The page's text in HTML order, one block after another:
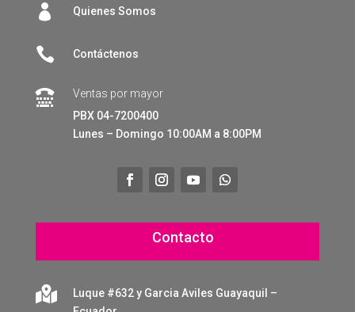
 Quienes Somos
 Contáctenos

Ventas por mayor
PBX 04-7200400
Lunes – Domingo 10:00AM a 8:00PM
Contacto

Luque #632 y Garcia Aviles Guayaquil –